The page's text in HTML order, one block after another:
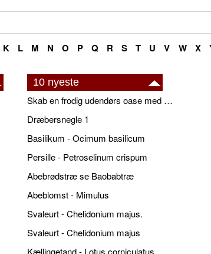
K L M N O P Q R S T U V W X
10 nyeste
Skab en frodig udendørs oase med smukke plantekrukker og elegante espalier
Dræbersnegle 1
Basilikum - Ocimum basilicum
Persille - Petroselinum crispum
Abebrødstræ se Baobabtræ
Abeblomst - Mimulus
Svaleurt - Chelidonium majus.
Svaleurt - Chelidonium majus
Kællingetand - Lotus corniculatus